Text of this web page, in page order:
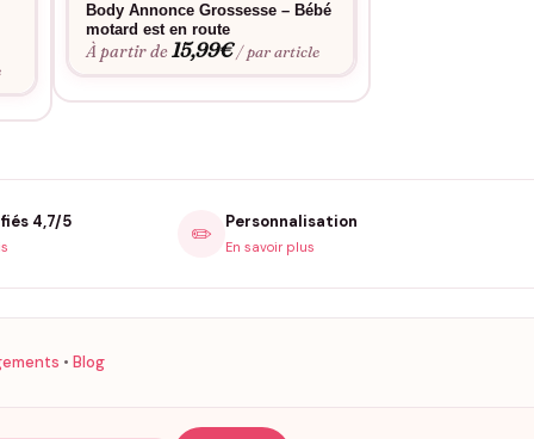
Body Annonce Grossesse – Bébé
motard est en route
À partir de15,99€ / par article
4,7/5 ✏️ Personnalisation
En savoir plus
• Blog